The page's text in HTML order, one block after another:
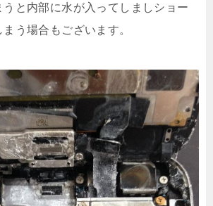
と内部に水が入ってしましショー
う場合もございます。